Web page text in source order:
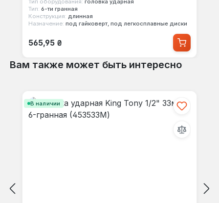
Тип оборудования: головка ударная
Тип: 6-ти гранная
Конструкция: длинная
Назначение: под гайковерт, под легкосплавные диски
Обычная цена:
565,95 ₴
Вам также может быть интересно
В наличии